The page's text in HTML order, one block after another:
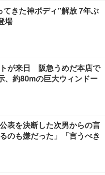
てきた神ボディ”解放 7年ぶ
場
が来日 阪急うめだ本店で
、約80mの巨大ウィンドー
表を決断した次男からの言
のも嫌だった」「言うべき